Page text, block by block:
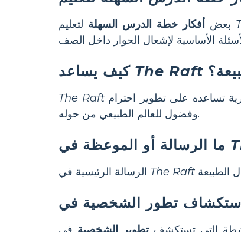
بعض أفكار خطة الدرس السهلة
كيف يساعد The Raft
The Raftيشجع الطلاب على تقدير الطبيعة من خلال عرض كيف أن تجارب نيكي على النهر ولقاءاته مع الحياة البرية تساعده على تطوير احترام
وفضول للعالم الطبيعي من حوله.
The Raft